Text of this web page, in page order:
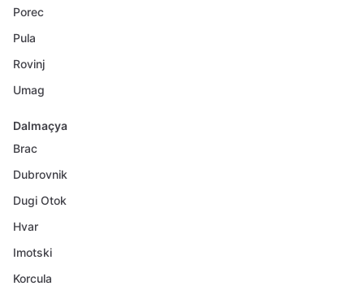
Porec
Pula
Rovinj
Umag
Dalmaçya
Brac
Dubrovnik
Dugi Otok
Hvar
Imotski
Korcula